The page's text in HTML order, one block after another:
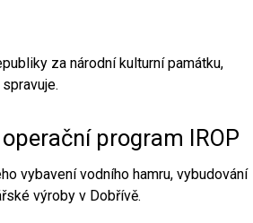
za národní kulturní památku,
program IROP
vybavení vodního hamru, vybudování
výroby v Dobřívě.